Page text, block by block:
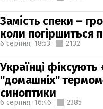
Замість спеки –
коли погіршиться
6 серпня, 18:53 2132
Українці фіксують
"домашніх"
синоптики
6 серпня, 16:46 2385